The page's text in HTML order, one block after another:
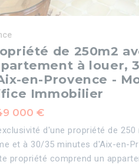
de 250m2
à louer,
en-Provence -
Immobilier
000 €
d'une propriété de 250
et à 30/35 minutes d'Aix-en-
propriété comprend un